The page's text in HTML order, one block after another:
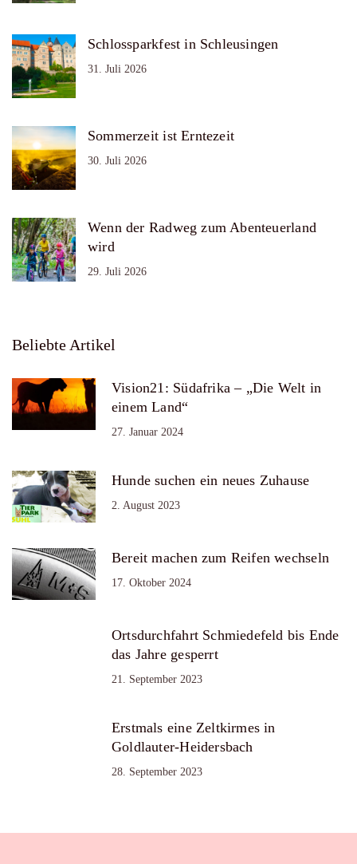
Schlossparkfest in Schleusingen
31. Juli 2026
Sommerzeit ist Erntezeit
30. Juli 2026
Wenn der Radweg zum Abenteuerland
wird
29. Juli 2026
Beliebte Artikel
Vision21: Südafrika – „Die Welt in
einem Land“
27. Januar 2024
Hunde suchen ein neues Zuhause
2. August 2023
Bereit machen zum Reifen wechseln
17. Oktober 2024
Ortsdurchfahrt Schmiedefeld bis Ende
das Jahre gesperrt
21. September 2023
Erstmals eine Zeltkirmes in
Goldlauter-Heidersbach
28. September 2023